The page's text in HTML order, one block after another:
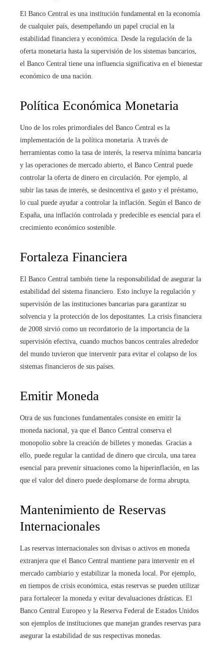
El Banco Central es una institución fundamental en la economía
de cualquier país, desempeñando un papel crucial en la
estabilidad financiera y económica. Desde la regulación de la
oferta monetaria hasta la supervisión de los sistemas bancarios,
el Banco Central tiene una influencia significativa en el bienestar
económico de una nación.
Política Económica Monetaria
Uno de los roles primordiales del Banco Central es la
implementación de la política monetaria. A través de
herramientas como la tasa de interés, la reserva mínima bancaria
y las operaciones de mercado abierto, el Banco Central puede
controlar la oferta de dinero en circulación. Por ejemplo, al
subir las tasas de interés, se desincentiva el gasto y el préstamo,
lo cual puede ayudar a controlar la inflación. Según el Banco de
España, una inflación controlada y predecible es esencial para el
crecimiento económico sostenible.
Fortaleza Financiera
El Banco Central también tiene la responsabilidad de asegurar la
estabilidad del sistema financiero. Esto incluye la regulación y
supervisión de las instituciones bancarias para garantizar su
solvencia y la protección de los depositantes. La crisis financiera
de 2008 sirvió como un recordatorio de la importancia de la
supervisión efectiva, cuando muchos bancos centrales alrededor
del mundo tuvieron que intervenir para evitar el colapso de los
sistemas financieros de sus países.
Emitir Moneda
Otra de sus funciones fundamentales consiste en emitir la
moneda nacional, ya que el Banco Central conserva el
monopolio sobre la creación de billetes y monedas. Gracias a
ello, puede regular la cantidad de dinero que circula, una tarea
esencial para prevenir situaciones como la hiperinflación, en las
que el valor del dinero puede desplomarse de forma abrupta.
Mantenimiento de Reservas
Internacionales
Las reservas internacionales son divisas o activos en moneda
extranjera que el Banco Central mantiene para intervenir en el
mercado cambiario y estabilizar la moneda local. Por ejemplo,
en tiempos de crisis económica, estas reservas se pueden utilizar
para fortalecer la moneda y evitar devaluaciones drásticas. El
Banco Central Europeo y la Reserva Federal de Estados Unidos
son ejemplos de instituciones que manejan grandes reservas para
asegurar la estabilidad de sus respectivas monedas.